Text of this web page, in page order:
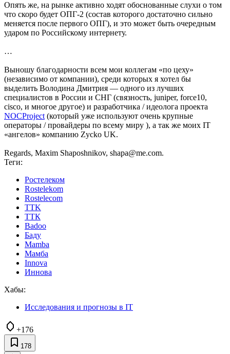
Опять же, на рынке активно ходят обоснованные слухи о том
что скоро будет ОПГ-2 (состав которого достаточно сильно
меняется после первого ОПГ), и это может быть очередным
ударом по Российскому интернету.
…
Выношу благодарности всем мои коллегам «по цеху»
(независимо от компании), cреди которых я хотел бы
выделить Володина Дмитрия — одного из лучших
специалистов в России и СНГ (связность, juniper, force10,
cisco, и многое другое) и разработчика / идеолога проекта
NOCProject (который уже используют очень крупные
операторы / провайдеры по всему миру ), а так же моих IT
«ангелов» компанию Zycko UK.
Regards, Maxim Shaposhnikov, shapa@me.com.
Теги:
Ростелеком
Rostelekom
Rostelecom
TTK
ТТК
Badoo
Баду
Mamba
Мамба
Innova
Иннова
Хабы:
Исследования и прогнозы в IT
+176
178